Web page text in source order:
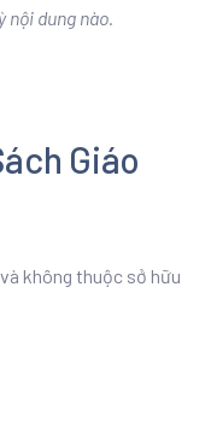
nội dung nào.
Giáo
không thuộc sở hữu